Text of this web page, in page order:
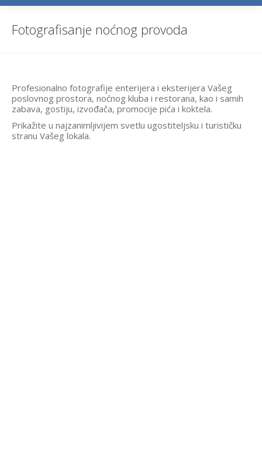
Fotografisanje noćnog provoda
Profesionalno fotografije enterijera i eksterijera Vašeg
poslovnog prostora, noćnog kluba i restorana, kao i samih
zabava, gostiju, izvođača, promocije pića i koktela.
Prikažite u najzanimljivijem svetlu ugostiteljsku i turističku
stranu Vašeg lokala.